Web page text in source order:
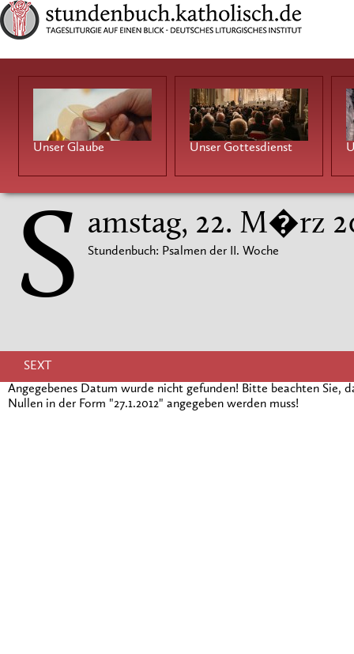
Unser Glaube Unser Gottesdienst
S amstag, 22. M�rz
Stundenbuch: Psalmen der II. Woche
SEXT
Angegebenes Datum wurde nicht gefunden! Bitte beachten Sie,
Nullen in der Form "27.1.2012" angegeben werden muss!